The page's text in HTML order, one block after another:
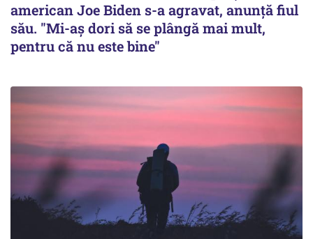
american Joe Biden s-a agravat, anunță fiul
său. "Mi-aș dori să se plângă mai mult,
pentru că nu este bine"